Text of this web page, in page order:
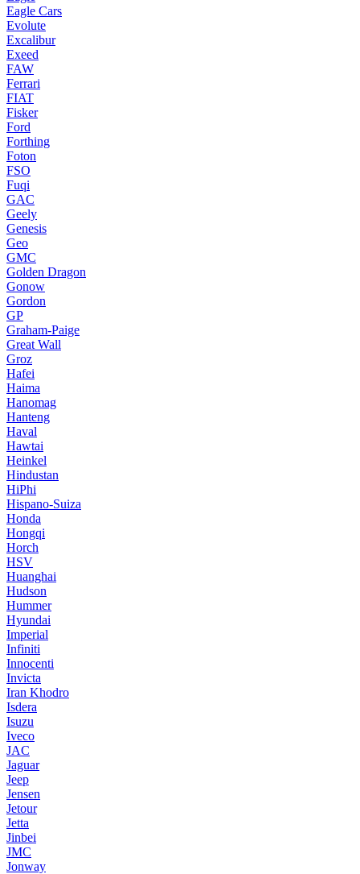
Eagle Cars
Evolute
Excalibur
Exeed
FAW
Ferrari
FIAT
Fisker
Ford
Forthing
Foton
FSO
Fuqi
GAC
Geely
Genesis
Geo
GMC
Golden Dragon
Gonow
Gordon
GP
Graham-Paige
Great Wall
Groz
Hafei
Haima
Hanomag
Hanteng
Haval
Hawtai
Heinkel
Hindustan
HiPhi
Hispano-Suiza
Honda
Hongqi
Horch
HSV
Huanghai
Hudson
Hummer
Hyundai
Imperial
Infiniti
Innocenti
Invicta
Iran Khodro
Isdera
Isuzu
Iveco
JAC
Jaguar
Jeep
Jensen
Jetour
Jetta
Jinbei
JMC
Jonway